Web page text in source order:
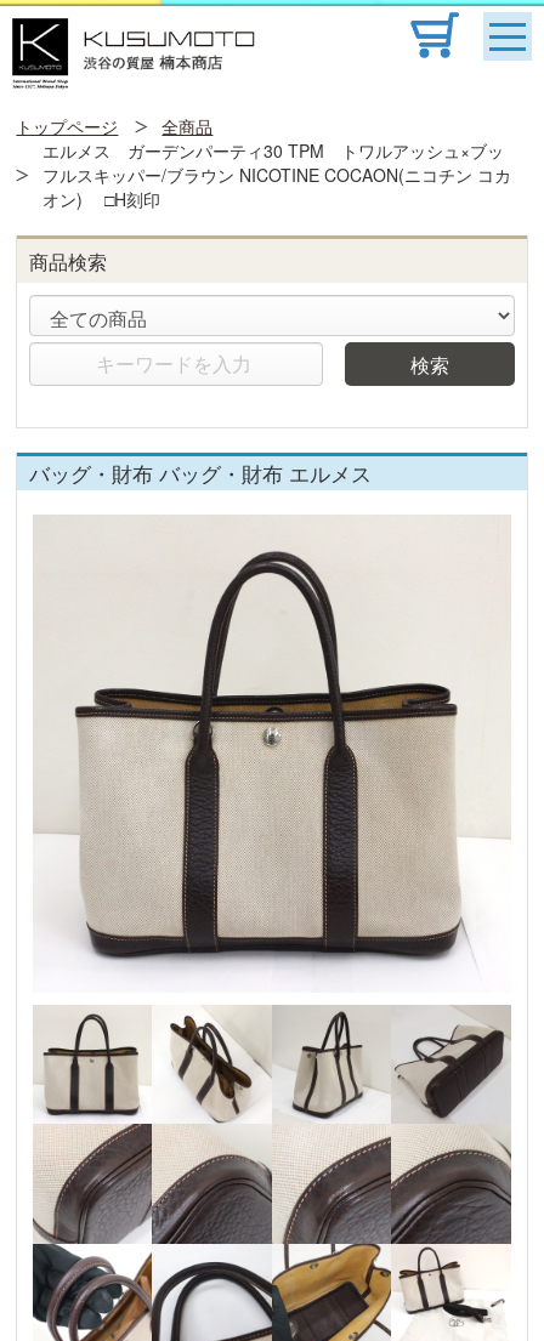
トップページ
全商品
エルメス ガーデンパーティ30 TPM トワルアッシュ×ブッ
フルスキッパー/ブラウン NICOTINE COCAON(ニコチン コカ
オン) □H刻印
商品検索
検索
バッグ・財布 バッグ・財布 エルメス